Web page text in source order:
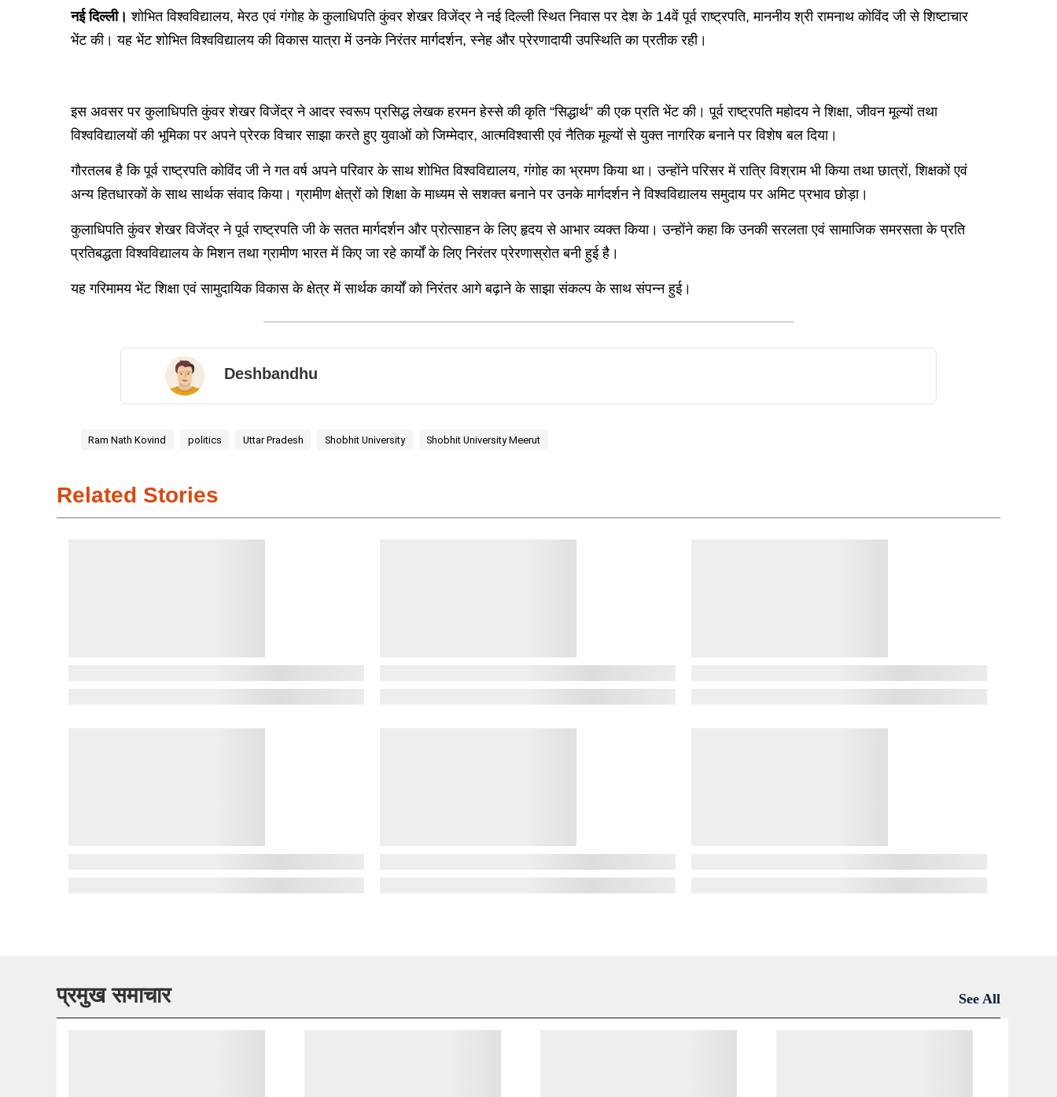
नई दिल्ली।शोभित विश्वविद्यालय, मेरठ एवं गंगोह के कुलाधिपति कुंवर शेखर विजेंद्र ने नई दिल्ली स्थित निवास पर देश के 14वें पूर्व राष्ट्रपति, माननीय श्री रामनाथ कोविंद जी से शिष्टाचार
भेंट की। यह भेंट शोभित विश्वविद्यालय की विकास यात्रा में उनके निरंतर मार्गदर्शन, स्नेह और प्रेरणादायी उपस्थिति का प्रतीक रही।
इस अवसर पर कुलाधिपति कुंवर शेखर विजेंद्र ने आदर स्वरूप प्रसिद्ध लेखक हरमन हेस्से की कृति “सिद्धार्थ” की एक प्रति भेंट की। पूर्व राष्ट्रपति महोदय ने शिक्षा, जीवन मूल्यों तथा
विश्वविद्यालयों की भूमिका पर अपने प्रेरक विचार साझा करते हुए युवाओं को जिम्मेदार, आत्मविश्वासी एवं नैतिक मूल्यों से युक्त नागरिक बनाने पर विशेष बल दिया।
गौरतलब है कि पूर्व राष्ट्रपति कोविंद जी ने गत वर्ष अपने परिवार के साथ शोभित विश्वविद्यालय, गंगोह का भ्रमण किया था। उन्होंने परिसर में रात्रि विश्राम भी किया तथा छात्रों, शिक्षकों एवं
अन्य हितधारकों के साथ सार्थक संवाद किया। ग्रामीण क्षेत्रों को शिक्षा के माध्यम से सशक्त बनाने पर उनके मार्गदर्शन ने विश्वविद्यालय समुदाय पर अमिट प्रभाव छोड़ा।
कुलाधिपति कुंवर शेखर विजेंद्र ने पूर्व राष्ट्रपति जी के सतत मार्गदर्शन और प्रोत्साहन के लिए हृदय से आभार व्यक्त किया। उन्होंने कहा कि उनकी सरलता एवं सामाजिक समरसता के प्रति
प्रतिबद्धता विश्वविद्यालय के मिशन तथा ग्रामीण भारत में किए जा रहे कार्यों के लिए निरंतर प्रेरणास्रोत बनी हुई है।
यह गरिमामय भेंट शिक्षा एवं सामुदायिक विकास के क्षेत्र में सार्थक कार्यों को निरंतर आगे बढ़ाने के साझा संकल्प के साथ संपन्न हुई।
Deshbandhu
Ram Nath Kovind politics Uttar Pradesh Shobhit University Shobhit University Meerut
Related Stories
प्रमुख समाचार See All